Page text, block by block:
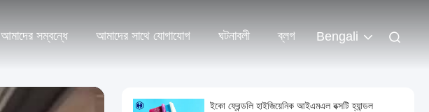
আমাদের সম্বন্ধে আমাদের সাথে যোগাযোগ ঘটনাবলী ব্লগ Bengali
ইকো ফ্রেন্ডলি হাইজিয়েনিক আইএমএল বক্সটি হ্যান্ডল